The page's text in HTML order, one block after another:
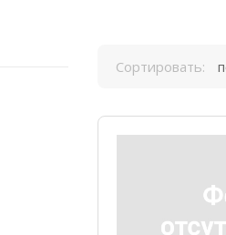
Сортировать: